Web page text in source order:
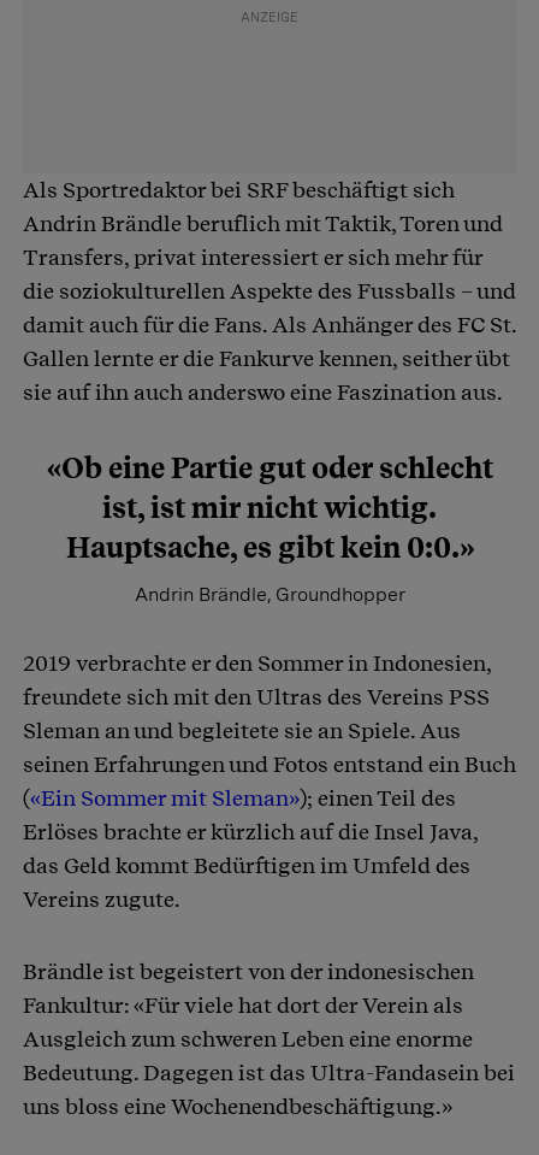
Als Sportredaktor bei SRF beschäftigt sich
Andrin Brändle beruflich mit Taktik, Toren und
Transfers, privat interessiert er sich mehr für
die soziokulturellen Aspekte des Fussballs – und
damit auch für die Fans. Als Anhänger des FC St.
Gallen lernte er die Fankurve kennen, seither übt
sie auf ihn auch anderswo eine Faszination aus.
«Ob eine Partie gut oder schlecht
ist, ist mir nicht wichtig.
Hauptsache, es gibt kein 0:0.»
Andrin Brändle, Groundhopper
2019 verbrachte er den Sommer in Indonesien,
freundete sich mit den Ultras des Vereins PSS
Sleman an und begleitete sie an Spiele. Aus
seinen Erfahrungen und Fotos entstand ein Buch
(«Ein Sommer mit Sleman»); einen Teil des
Erlöses brachte er kürzlich auf die Insel Java,
das Geld kommt Bedürftigen im Umfeld des
Vereins zugute.
Brändle ist begeistert von der indonesischen
Fankultur: «Für viele hat dort der Verein als
Ausgleich zum schweren Leben eine enorme
Bedeutung. Dagegen ist das Ultra-Fandasein bei
uns bloss eine Wochenendbeschäftigung.»